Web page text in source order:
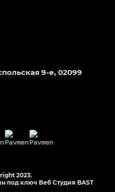
9-е, 02099
2023.
под ключ Веб Студия BAST